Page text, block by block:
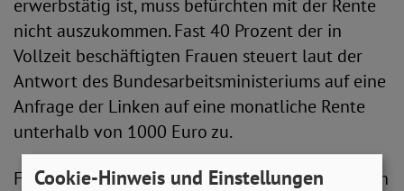
erwerbstätig ist, muss befürchten mit der Rente
nicht auszukommen. Fast 40 Prozent der in
Vollzeit beschäftigten Frauen steuert laut der
Antwort des Bundesarbeitsministeriums auf eine
Anfrage der Linken auf eine monatliche Rente
unterhalb von 1000 Euro zu.
Für den SoVD ist klar, dass Altersarmut nur durch
Cookie-Hinweis und Einstellungen